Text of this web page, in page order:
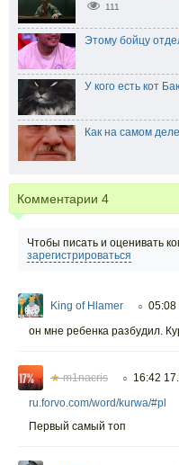
111
Этому бойцу
У кого есть кот
Как на самом
Комментарии 4
Чтобы писать и оценивать
зарегистрироваться
King of Hlamer ○ 05:08
он мне ребенка разбудил.
★m1nacris ○ 16:42
ru.forvo.com/word/kurwa/#pl
Первый самый топ